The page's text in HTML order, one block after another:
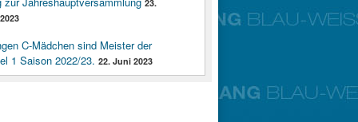
23.
C-Mädchen sind Meister der
1 Saison 2022/23. 22. Juni 2023